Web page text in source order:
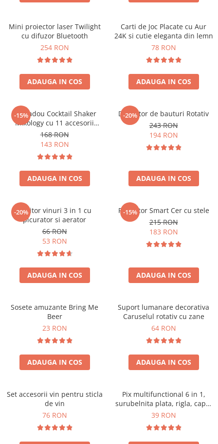
Mini proiector laser Twilight
cu difuzor Bluetooth
254 RON
ADAUGA IN COS
Carti de Joc Placate cu Aur
24K si cutie eleganta din lemn
78 RON
ADAUGA IN COS
-15%
Set cadou Cocktail Shaker
Mixology cu 11 accesorii
750ml Argintiu
168 RON
143 RON
ADAUGA IN COS
-20%
Decantor de bauturi Rotativ
243 RON
194 RON
ADAUGA IN COS
-20%
Racitor vinuri 3 in 1 cu
picurator si aerator
66 RON
53 RON
ADAUGA IN COS
-15%
Proiector Smart Cer cu stele
215 RON
183 RON
ADAUGA IN COS
Sosete amuzante Bring Me
Beer
23 RON
ADAUGA IN COS
Suport lumanare decorativa
Caruselul rotativ cu zane
64 RON
ADAUGA IN COS
Set accesorii vin pentru sticla
de vin
76 RON
Pix multifunctional 6 in 1,
surubelnita plata, rigla, capat
touchscreen, nivela cu bula
39 RON